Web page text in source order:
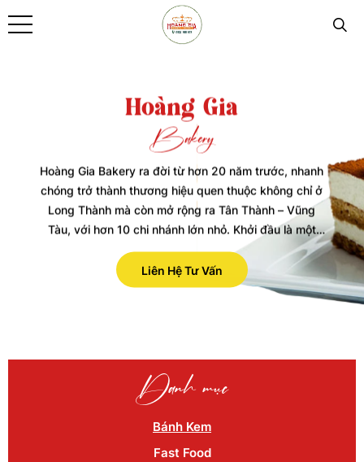
Hoàng Gia
Bakery
Hoàng Gia Bakery ra đời từ hơn 20 năm trước, nhanh
chóng trở thành thương hiệu quen thuộc không chỉ ở
Long Thành mà còn mở rộng ra Tân Thành – Vũng
Tàu, với hơn 10 chi nhánh lớn nhỏ. Khởi đầu là một
tiệm bánh kem, nhưng đến nay Hoàng Gia đã phát
triển thành mô hình bakery – fast food – coffee, đáp
ứng đầy đủ từ bánh kem, bánh ngọt Á‑Âu, đến các
Liên Hệ Tư Vấn
Danh mục
Bánh Kem
Fast Food